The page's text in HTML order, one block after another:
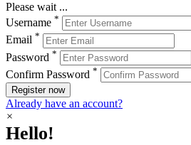
Please wait ...
Username *
Email *
Password *
Confirm Password *
Register now
Already have an account?
×
Hello!